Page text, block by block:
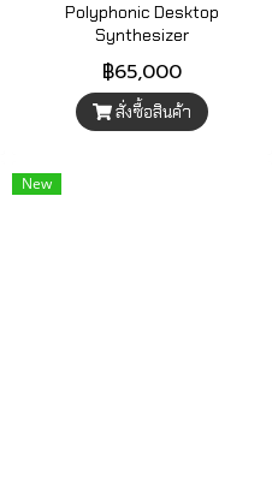
Polyphonic Desktop
Synthesizer
฿65,000
สั่งซื้อสินค้า
New